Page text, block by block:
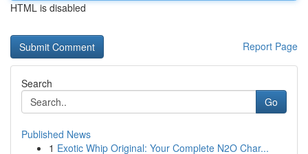
HTML is disabled
Report Page
Search
Go
Published News
1 Exotic Whip Original: Your Complete N2O Char...